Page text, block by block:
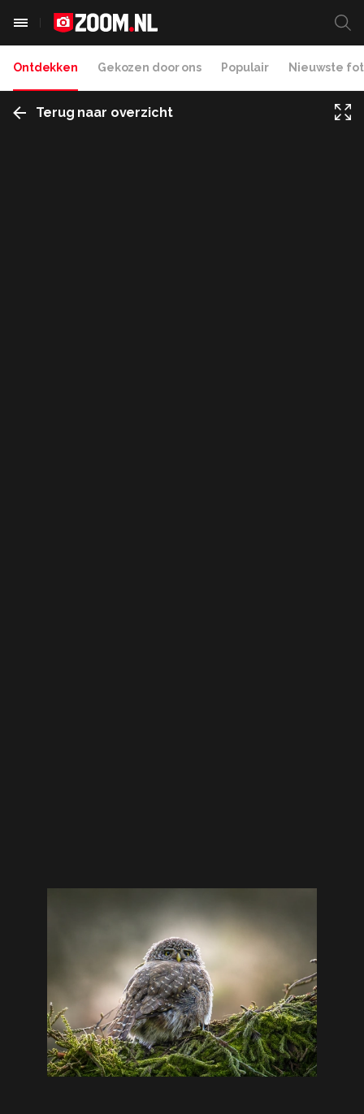
Ontdekken Gekozen door ons Populair Nieuwste
Terug naar overzicht